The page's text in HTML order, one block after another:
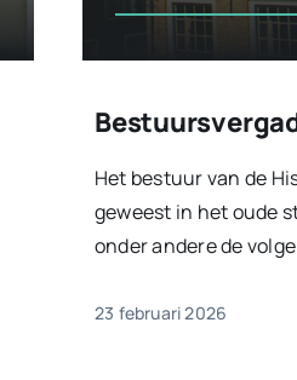
Het bestuur van de
geweest in het oude
onder andere de
23 februari 2026